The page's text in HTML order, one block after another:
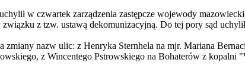
w czwartek zarządzenia zastępcze wojewody
z tzw. ustawą dekomunizacyjną. Do tej pory sąd
zmiany nazw ulic: z Henryka Sternhela na mjr. Mariana
z Wincentego Pstrowskiego na Bohaterów z kopalni